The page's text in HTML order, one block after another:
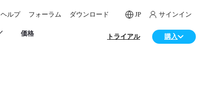
ヘルプ フォーラム ダウンロード JP サインイン
価格 トライアル 購入